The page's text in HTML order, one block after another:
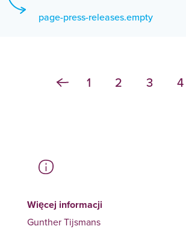
page-press-releases.empty
1 2 3 4
Więcej informacji
Gunther Tijsmans